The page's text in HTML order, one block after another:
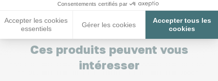
Consentements certifiés par
Accepter les cookies
essentiels
Gérer les cookies
Accepter tous les
cookies
Ces produits peuvent vous
intéresser